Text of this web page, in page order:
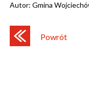
Autor: Gmina
Powrót